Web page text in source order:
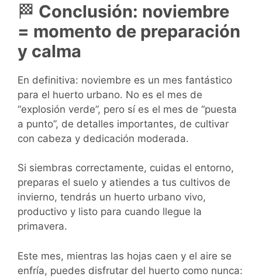
🏁 Conclusión: noviembre
= momento de preparación
y calma
En definitiva: noviembre es un mes fantástico
para el huerto urbano. No es el mes de
“explosión verde”, pero sí es el mes de “puesta
a punto”, de detalles importantes, de cultivar
con cabeza y dedicación moderada.
Si siembras correctamente, cuidas el entorno,
preparas el suelo y atiendes a tus cultivos de
invierno, tendrás un huerto urbano vivo,
productivo y listo para cuando llegue la
primavera.
Este mes, mientras las hojas caen y el aire se
enfría, puedes disfrutar del huerto como nunca: